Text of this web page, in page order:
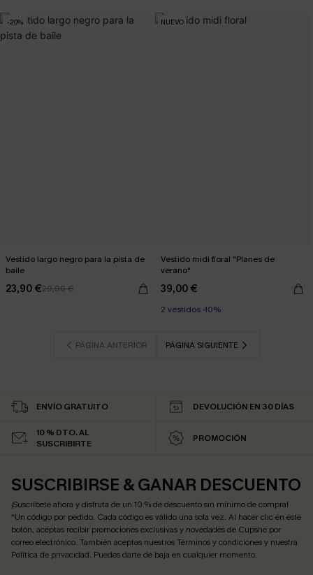
-20%
Vestido largo negro para la pista de
baile
23,90 €29,90 €
NUEVO
Vestido midi floral "Planes de
verano"
39,00 €
2 vestidos -10%
PÁGINA ANTERIOR PÁGINA SIGUIENTE
ENVÍO GRATUITO DEVOLUCIÓN EN 30 DÍAS
10 % DTO. AL
SUSCRIBIRTE
PROMOCIÓN
SUSCRIBIRSE & GANAR DESCUENTO
¡Suscríbete ahora y disfruta de un 10 % de descuento sin mínimo de compra!
*Un código por pedido. Cada código es válido una sola vez. Al hacer clic en este
botón, aceptas recibir promociones exclusivas y novedades de Cupshe por
correo electrónico. También aceptas nuestrosTérminos y condicionesy nuestra
Política de privacidad. Puedes darte de baja en cualquier momento.